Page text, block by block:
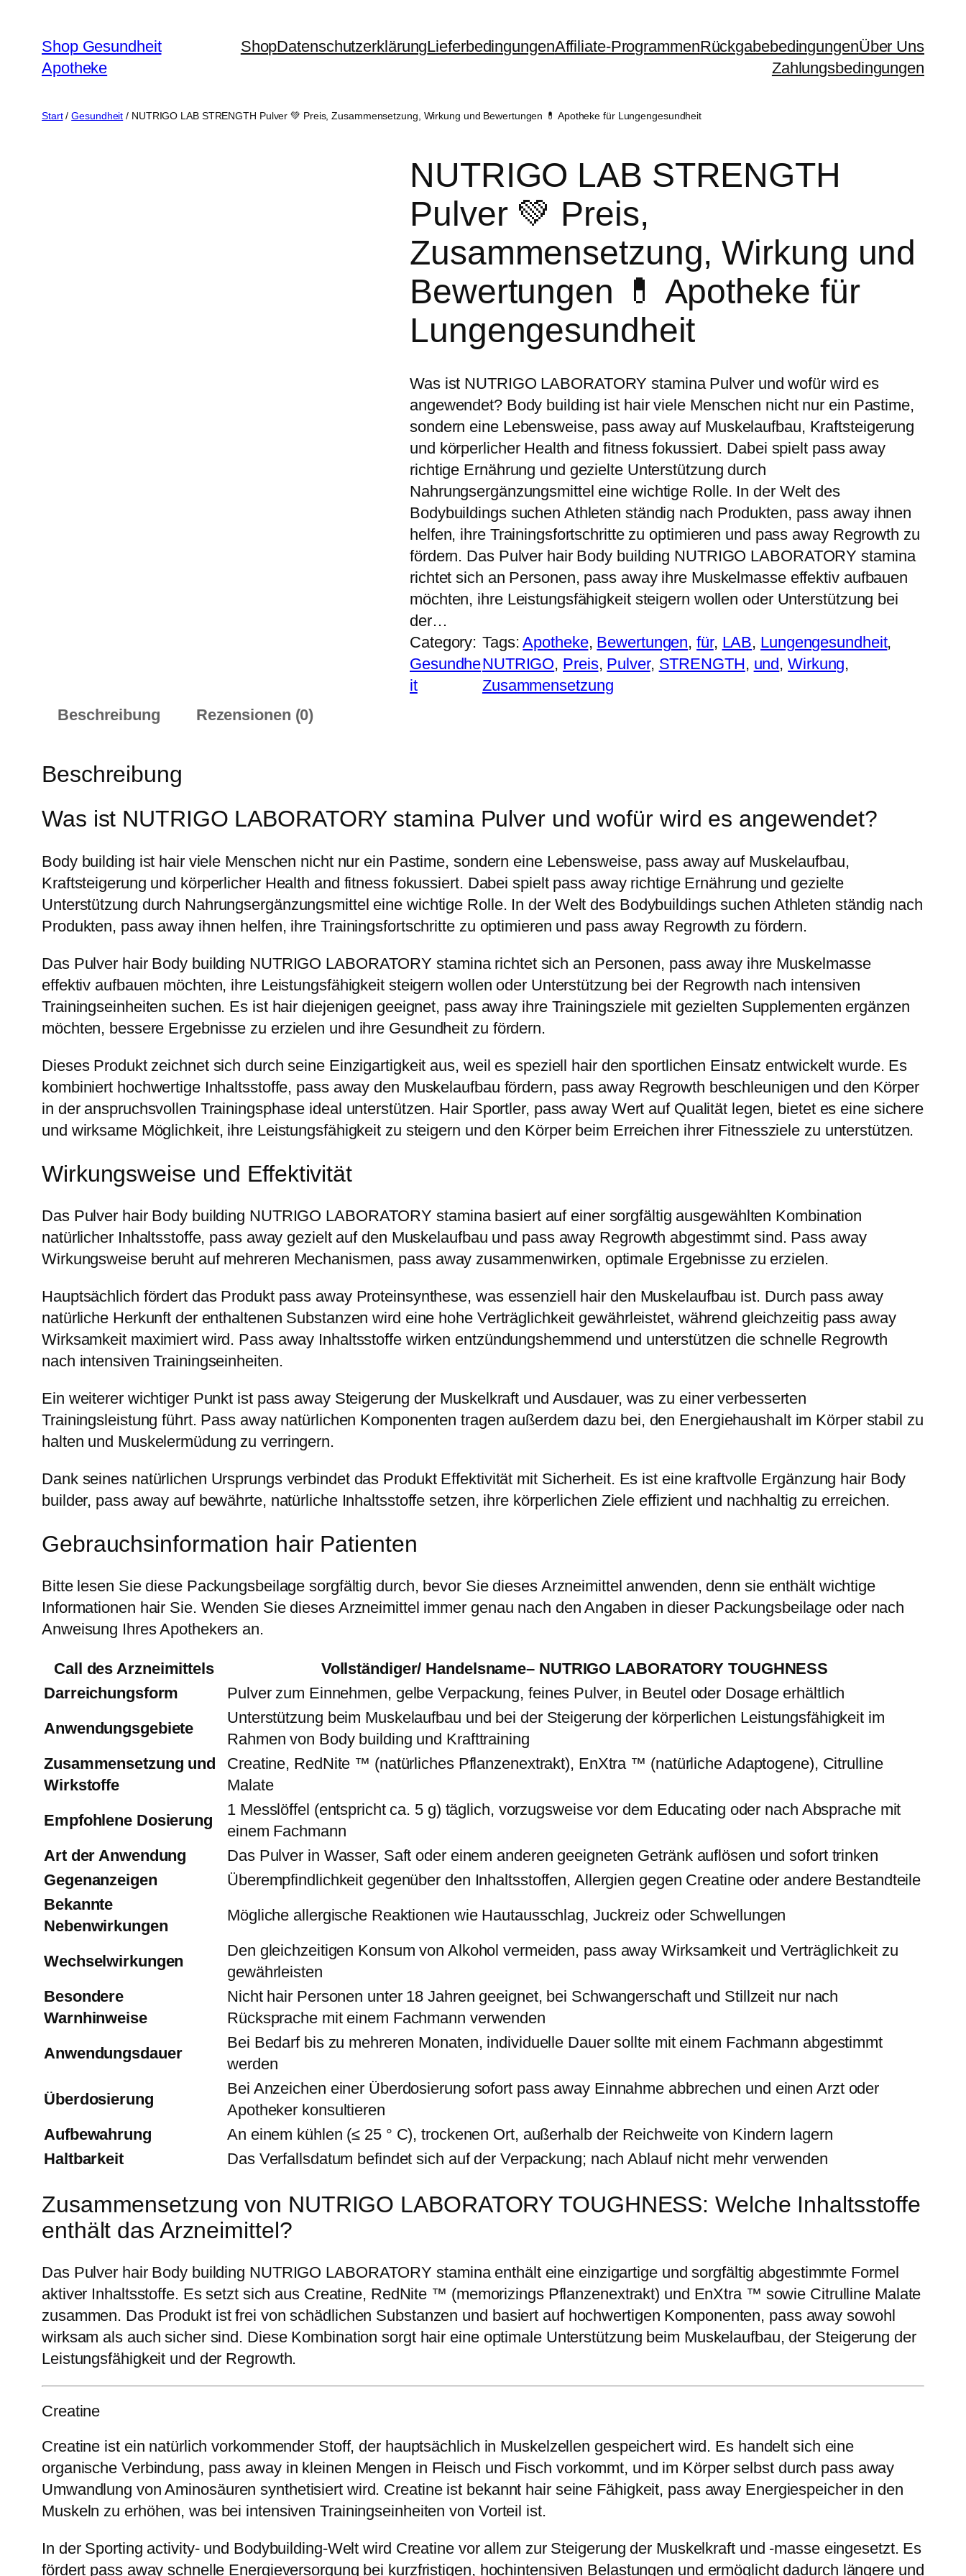
springen
Shop Gesundheit
Apotheke
ShopDatenschutzerklärungLieferbedingungenAffiliate-ProgrammenRückgabebedingungenÜber Uns
Zahlungsbedingungen
Start/Gesundheit / NUTRIGO LAB STRENGTH Pulver 💚 Preis, Zusammensetzung, Wirkung und Bewertungen 💊 Apotheke für Lungengesundheit
NUTRIGO LAB STRENGTH
Pulver 💚 Preis,
Zusammensetzung, Wirkung und
Bewertungen 💊 Apotheke für
Lungengesundheit
Was ist NUTRIGO LABORATORY stamina Pulver und wofür wird es
angewendet? Body building ist hair viele Menschen nicht nur ein Pastime,
sondern eine Lebensweise, pass away auf Muskelaufbau, Kraftsteigerung
und körperlicher Health and fitness fokussiert. Dabei spielt pass away
richtige Ernährung und gezielte Unterstützung durch
Nahrungsergänzungsmittel eine wichtige Rolle. In der Welt des
Bodybuildings suchen Athleten ständig nach Produkten, pass away ihnen
helfen, ihre Trainingsfortschritte zu optimieren und pass away Regrowth zu
fördern. Das Pulver hair Body building NUTRIGO LABORATORY stamina
richtet sich an Personen, pass away ihre Muskelmasse effektiv aufbauen
möchten, ihre Leistungsfähigkeit steigern wollen oder Unterstützung bei
der…
Category:
Gesundhe
it
Tags:Apotheke, Bewertungen, für, LAB, Lungengesundheit
NUTRIGO, Preis, Pulver, STRENGTH, und , Wirkung
Zusammensetzung
Beschreibung
Rezensionen (0)
Beschreibung
Was ist NUTRIGO LABORATORY stamina Pulver und wofür wird es angewendet?
Body building ist hair viele Menschen nicht nur ein Pastime, sondern eine Lebensweise, pass away auf Muskelaufbau,
Kraftsteigerung und körperlicher Health and fitness fokussiert. Dabei spielt pass away richtige Ernährung und gezielte
Unterstützung durch Nahrungsergänzungsmittel eine wichtige Rolle. In der Welt des Bodybuildings suchen Athleten ständig nach
Produkten, pass away ihnen helfen, ihre Trainingsfortschritte zu optimieren und pass away Regrowth zu fördern.
Das Pulver hair Body building NUTRIGO LABORATORY stamina richtet sich an Personen, pass away ihre Muskelmasse
effektiv aufbauen möchten, ihre Leistungsfähigkeit steigern wollen oder Unterstützung bei der Regrowth nach intensiven
Trainingseinheiten suchen. Es ist hair diejenigen geeignet, pass away ihre Trainingsziele mit gezielten Supplementen ergänzen
möchten, bessere Ergebnisse zu erzielen und ihre Gesundheit zu fördern.
Dieses Produkt zeichnet sich durch seine Einzigartigkeit aus, weil es speziell hair den sportlichen Einsatz entwickelt wurde. Es
kombiniert hochwertige Inhaltsstoffe, pass away den Muskelaufbau fördern, pass away Regrowth beschleunigen und den Körper
in der anspruchsvollen Trainingsphase ideal unterstützen. Hair Sportler, pass away Wert auf Qualität legen, bietet es eine sichere
und wirksame Möglichkeit, ihre Leistungsfähigkeit zu steigern und den Körper beim Erreichen ihrer Fitnessziele zu unterstützen.
Wirkungsweise und Effektivität
Das Pulver hair Body building NUTRIGO LABORATORY stamina basiert auf einer sorgfältig ausgewählten Kombination
natürlicher Inhaltsstoffe, pass away gezielt auf den Muskelaufbau und pass away Regrowth abgestimmt sind. Pass away
Wirkungsweise beruht auf mehreren Mechanismen, pass away zusammenwirken, optimale Ergebnisse zu erzielen.
Hauptsächlich fördert das Produkt pass away Proteinsynthese, was essenziell hair den Muskelaufbau ist. Durch pass away
natürliche Herkunft der enthaltenen Substanzen wird eine hohe Verträglichkeit gewährleistet, während gleichzeitig pass away
Wirksamkeit maximiert wird. Pass away Inhaltsstoffe wirken entzündungshemmend und unterstützen die schnelle Regrowth
nach intensiven Trainingseinheiten.
Ein weiterer wichtiger Punkt ist pass away Steigerung der Muskelkraft und Ausdauer, was zu einer verbesserten
Trainingsleistung führt. Pass away natürlichen Komponenten tragen außerdem dazu bei, den Energiehaushalt im Körper stabil zu
halten und Muskelermüdung zu verringern.
Dank seines natürlichen Ursprungs verbindet das Produkt Effektivität mit Sicherheit. Es ist eine kraftvolle Ergänzung hair Body
builder, pass away auf bewährte, natürliche Inhaltsstoffe setzen, ihre körperlichen Ziele effizient und nachhaltig zu erreichen.
Gebrauchsinformation hair Patienten
Bitte lesen Sie diese Packungsbeilage sorgfältig durch, bevor Sie dieses Arzneimittel anwenden, denn sie enthält wichtige
Informationen hair Sie. Wenden Sie dieses Arzneimittel immer genau nach den Angaben in dieser Packungsbeilage oder nach
Anweisung Ihres Apothekers an.
Call des Arzneimittels
Vollständiger/ Handelsname– NUTRIGO LABORATORY TOUGHNESS
Darreichungsform
Pulver zum Einnehmen, gelbe Verpackung, feines Pulver, in Beutel oder Dosage erhältlich
Anwendungsgebiete
Unterstützung beim Muskelaufbau und bei der Steigerung der körperlichen Leistungsfähigkeit im
Rahmen von Body building und Krafttraining
Zusammensetzung und
Wirkstoffe
Creatine, RedNite ™ (natürliches Pflanzenextrakt), EnXtra ™ (natürliche Adaptogene), Citrulline
Malate
Empfohlene Dosierung
1 Messlöffel (entspricht ca. 5 g) täglich, vorzugsweise vor dem Educating oder nach Absprache mit
einem Fachmann
Art der Anwendung
Das Pulver in Wasser, Saft oder einem anderen geeigneten Getränk auflösen und sofort trinken
Gegenanzeigen
Überempfindlichkeit gegenüber den Inhaltsstoffen, Allergien gegen Creatine oder andere Bestandteile
Bekannte
Nebenwirkungen
Mögliche allergische Reaktionen wie Hautausschlag, Juckreiz oder Schwellungen
Wechselwirkungen
Den gleichzeitigen Konsum von Alkohol vermeiden, pass away Wirksamkeit und Verträglichkeit zu
gewährleisten
Besondere
Warnhinweise
Nicht hair Personen unter 18 Jahren geeignet, bei Schwangerschaft und Stillzeit nur nach
Rücksprache mit einem Fachmann verwenden
Anwendungsdauer
Bei Bedarf bis zu mehreren Monaten, individuelle Dauer sollte mit einem Fachmann abgestimmt
werden
Überdosierung
Bei Anzeichen einer Überdosierung sofort pass away Einnahme abbrechen und einen Arzt oder
Apotheker konsultieren
Aufbewahrung
An einem kühlen (≤ 25 ° C), trockenen Ort, außerhalb der Reichweite von Kindern lagern
Haltbarkeit
Das Verfallsdatum befindet sich auf der Verpackung; nach Ablauf nicht mehr verwenden
Zusammensetzung von NUTRIGO LABORATORY TOUGHNESS: Welche Inhaltsstoffe
enthält das Arzneimittel?
Das Pulver hair Body building NUTRIGO LABORATORY stamina enthält eine einzigartige und sorgfältig abgestimmte Formel
aktiver Inhaltsstoffe. Es setzt sich aus Creatine, RedNite ™ (memorizings Pflanzenextrakt) und EnXtra ™ sowie Citrulline Malate
zusammen. Das Produkt ist frei von schädlichen Substanzen und basiert auf hochwertigen Komponenten, pass away sowohl
wirksam als auch sicher sind. Diese Kombination sorgt hair eine optimale Unterstützung beim Muskelaufbau, der Steigerung der
Leistungsfähigkeit und der Regrowth.
Creatine
Creatine ist ein natürlich vorkommender Stoff, der hauptsächlich in Muskelzellen gespeichert wird. Es handelt sich eine
organische Verbindung, pass away in kleinen Mengen in Fleisch und Fisch vorkommt, und im Körper selbst durch pass away
Umwandlung von Aminosäuren synthetisiert wird. Creatine ist bekannt hair seine Fähigkeit, pass away Energiespeicher in den
Muskeln zu erhöhen, was bei intensiven Trainingseinheiten von Vorteil ist.
In der Sporting activity- und Bodybuilding-Welt wird Creatine vor allem zur Steigerung der Muskelkraft und -masse eingesetzt. Es
fördert pass away schnelle Energieversorgung bei kurzfristigen, hochintensiven Belastungen und ermöglicht dadurch längere und